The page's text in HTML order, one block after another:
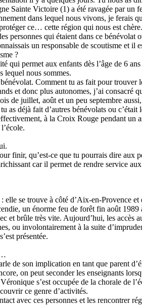
Sainte Victoire (1) a été ravagée par un
dans lequel nous vivons, je ferais
ce… cette région qui nous est chère.
personnes qui étaient dans ce bénévolat
un responsable de scoutisme et il
?
qui permet aux enfants dès l’âge de 6
lequel nous sommes.
Comment tu as fait pour trouver
et donc plus autonomes, j’ai consacré
de juillet, août et un peu septembre
as déjà fait d’autres bénévolats ou c’était
à la Croix Rouge pendant un
finir, qu’est-ce que tu pourrais dire aux
car il permet de rendre service
: elle se trouve à côté d’Aix-en-Provence
un énorme feu de forêt fin août
et brûle très vite. Aujourd’hui, les accès
ou involontairement à la suite
présentée.
de son implication en tant que parent
on peut seconder les enseignants
s’est occupée de la chorale de
ce genre d’activités.
avec ces personnes et les rencontrer